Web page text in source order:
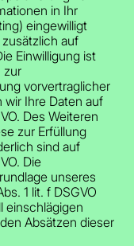
in Ihr
eingewilligt
auf
Einwilligung ist
zur
vorvertraglicher
Ihre Daten auf
Des Weiteren
zur Erfüllung
sind auf
Die
unseres
1 lit. f DSGVO
einschlägigen
Absätzen dieser